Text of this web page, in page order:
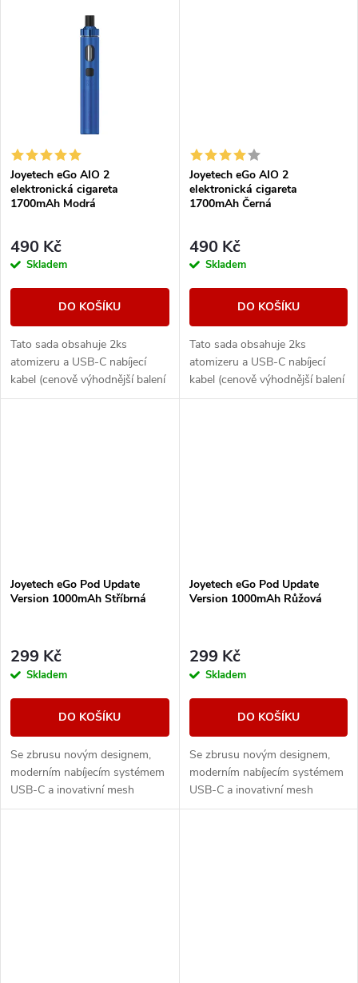
Joyetech eGo AIO 2
elektronická cigareta
1700mAh Modrá
490 Kč
Skladem
DO KOŠÍKU
Tato sada obsahuje 2ks
atomizeru a USB-C nabíjecí
kabel (cenově výhodnější balení
oproti základní verzi). Ikona
Joyetech eGo AIO 2
elektronická cigareta
1700mAh Černá
490 Kč
Skladem
DO KOŠÍKU
Tato sada obsahuje 2ks
atomizeru a USB-C nabíjecí
kabel (cenově výhodnější balení
oproti základní verzi). Ikona
Joyetech eGo Pod Update
Version 1000mAh Stříbrná
299 Kč
Skladem
DO KOŠÍKU
Se zbrusu novým designem,
moderním nabíjecím systémem
USB-C a inovativní mesh
spirálkou je eGo Pod ideální
Joyetech eGo Pod Update
Version 1000mAh Růžová
299 Kč
Skladem
DO KOŠÍKU
Se zbrusu novým designem,
moderním nabíjecím systémem
USB-C a inovativní mesh
spirálkou je eGo Pod ideální